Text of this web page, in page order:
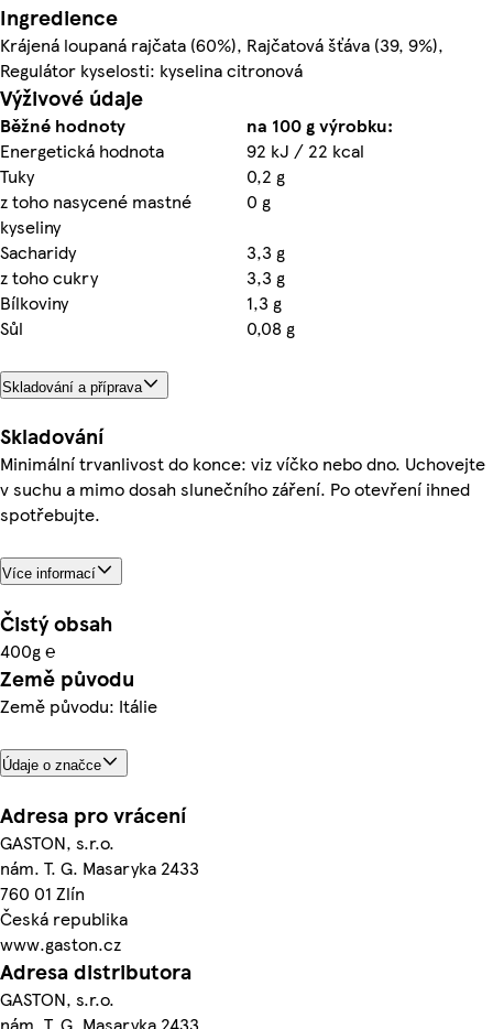
Ingredience
Krájená loupaná rajčata (60%), Rajčatová šťáva (39, 9%),
Regulátor kyselosti: kyselina citronová
Výživové údaje
Běžné hodnoty
na 100 g výrobku:
Energetická hodnota
92 kJ / 22 kcal
Tuky
0,2 g
z toho nasycené mastné
kyseliny
0 g
Sacharidy
3,3 g
z toho cukry
3,3 g
Bílkoviny
1,3 g
Sůl
0,08 g
Skladování a příprava
Skladování
Minimální trvanlivost do konce: viz víčko nebo dno. Uchovejte
v suchu a mimo dosah slunečního záření. Po otevření ihned
spotřebujte.
Více informací
Čistý obsah
400g ℮
Země původu
Země původu: Itálie
Údaje o značce
Adresa pro vrácení
GASTON, s.r.o.
nám. T. G. Masaryka 2433
760 01 Zlín
Česká republika
www.gaston.cz
Adresa distributora
GASTON, s.r.o.